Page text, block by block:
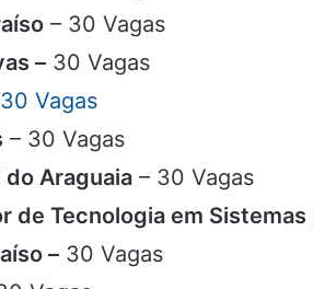
– 30 Vagas
– 30 Vagas
Vagas
– 30 Vagas
do Araguaia – 30 Vagas
de Tecnologia em
– 30 Vagas